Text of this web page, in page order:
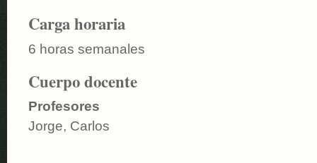
Carga horaria
6 horas semanales
Cuerpo docente
Profesores
Jorge, Carlos